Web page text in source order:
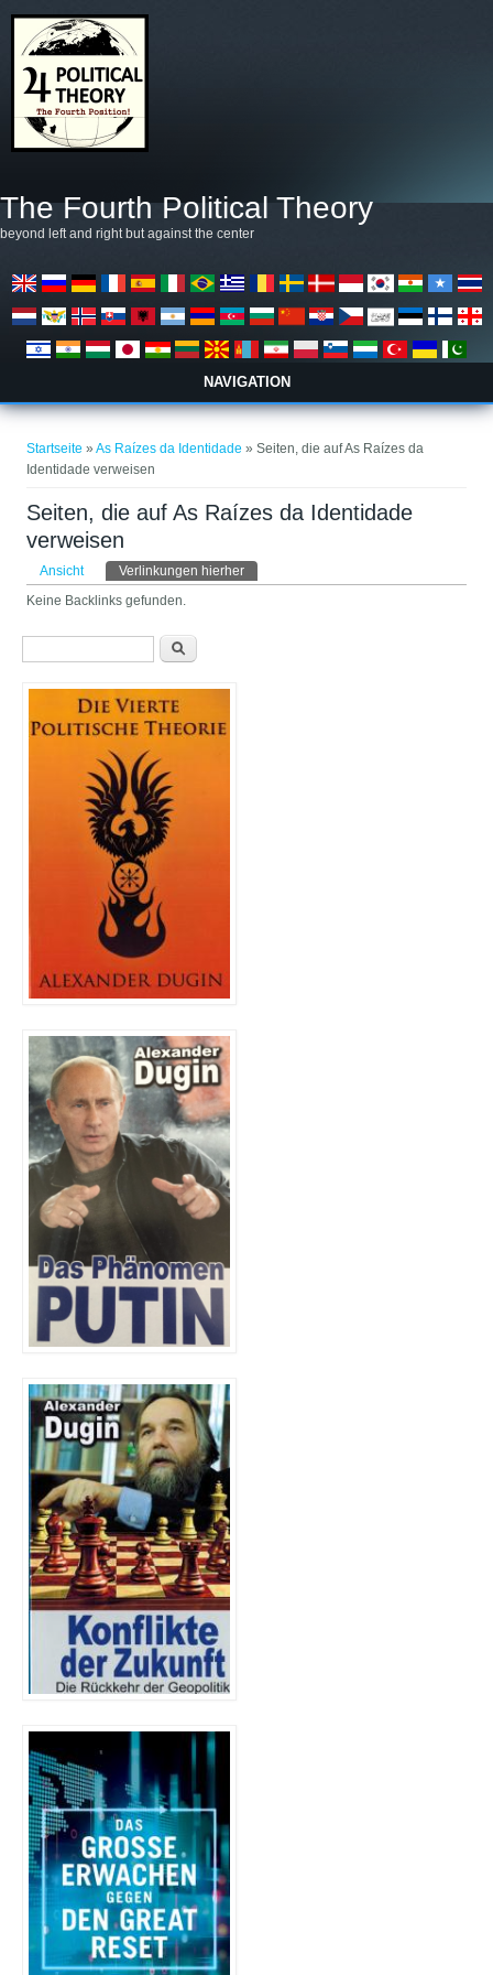
The Fourth Political Theory
beyond left and right but against the center
NAVIGATION
Startseite »As Raízes da Identidade » Seiten, die auf As Raízes da
Identidade verweisen
Seiten, die auf As Raízes da Identidade
verweisen
Haupt-Reiter
Ansicht Verlinkungen hierher
Keine Backlinks gefunden.
Suchformular